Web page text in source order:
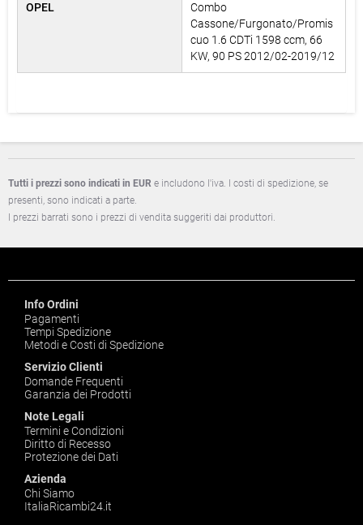
OPEL
Combo
Cassone/Furgonato/Promis
cuo 1.6 CDTi 1598 ccm, 66
KW, 90 PS 2012/02-2019/12
Tutti i prezzi sono indicati in EUR e includono l'iva. I costi di spedizione, se
presenti, sono indicati a parte.
I prezzi barrati sono i prezzi di vendita suggeriti dai produttori.
Info Ordini
Pagamenti
Tempi Spedizione
Metodi e Costi di Spedizione
Servizio Clienti
Domande Frequenti
Garanzia dei Prodotti
Note Legali
Termini e Condizioni
Diritto di Recesso
Protezione dei Dati
Azienda
Chi Siamo
ItaliaRicambi24.it